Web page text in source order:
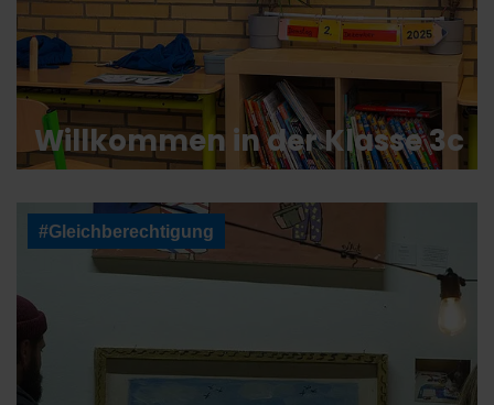
Willkommen in der Klasse 3c
#Gleichberechtigung